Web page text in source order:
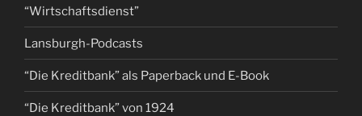
“Wirtschaftsdienst”
Lansburgh-Podcasts
“Die Kreditbank” als Paperback und E-Book
“Die Kreditbank” von 1924